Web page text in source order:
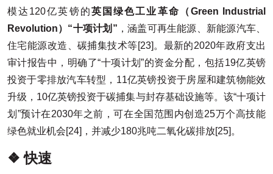
模达120亿英镑的英国绿色工业革命（Green Industrial
Revolution）“十项计划” ，涵盖可再生能源、新能源汽车、
住宅能源改造、碳捕集技术等[23]。最新的2020年政府支出
审计报告中，明确了“十项计划”的资金分配，包括19亿英镑
投资于零排放汽车转型，11亿英镑投资于房屋和建筑物能效
升级，10亿英镑投资于碳捕集与封存基础设施等。该“十项计
划”预计在2030年之前，可在全国范围内创造25万个高技能
绿色就业机会[24]，并减少180兆吨二氧化碳排放[25]。
❖ 快速